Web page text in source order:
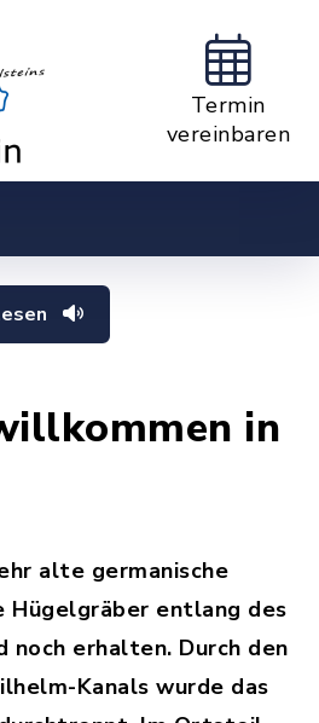
Termin
vereinbaren
in
alte germanische
Hügelgräber entlang des
noch erhalten. Durch den
Kanals wurde das